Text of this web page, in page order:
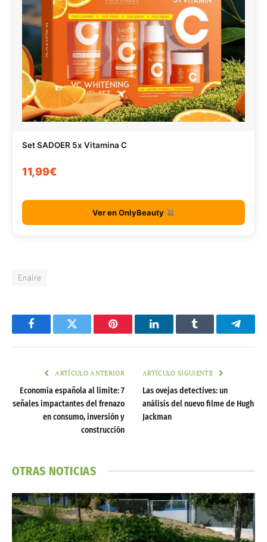
Set SADOER 5x Vitamina C
11,99€
Ver en OnlyBeauty
Enaire
FacebookTwitter Pinterest LinkedInTumblr
ARTÍCULO ANTERIOR
Economía española al límite: 7
señales impactantes del frenazo
en consumo, inversión y
construcción
ARTÍCULO SIGUIENTE
Las ovejas detectives: un
análisis del nuevo filme de Hugh
Jackman
OTRAS NOTICIAS